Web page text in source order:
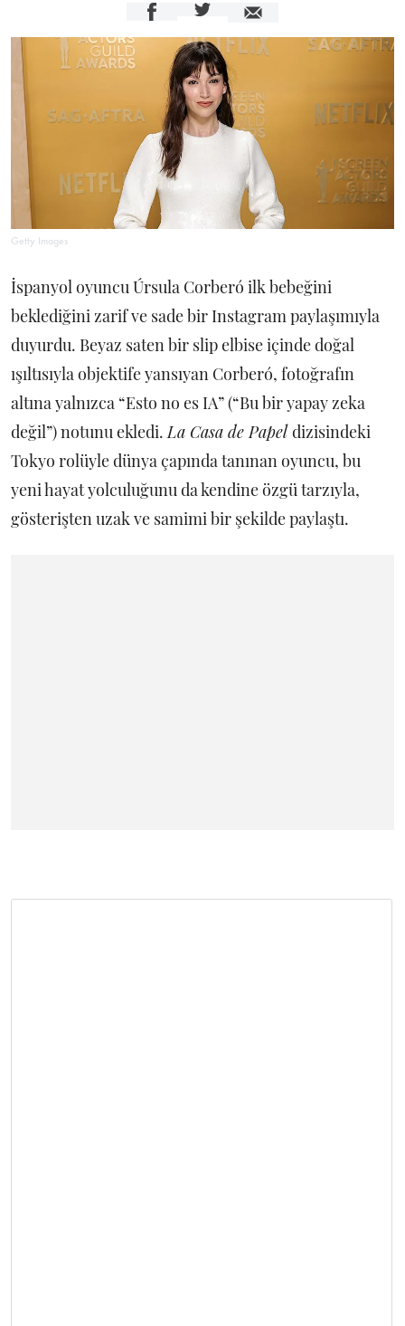
Getty Images
İspanyol oyuncu Úrsula Corberó ilk bebeğini
beklediğini zarif ve sade bir Instagram paylaşımıyla
duyurdu. Beyaz saten bir slip elbise içinde doğal
ışıltısıyla objektife yansıyan Corberó, fotoğrafın
altına yalnızca “Esto no es IA” (“Bu bir yapay zeka
değil”) notunu ekledi.La Casa de Papeldizisindeki
Tokyo rolüyle dünya çapında tanınan oyuncu, bu
yeni hayat yolculuğunu da kendine özgü tarzıyla,
gösterişten uzak ve samimi bir şekilde paylaştı.